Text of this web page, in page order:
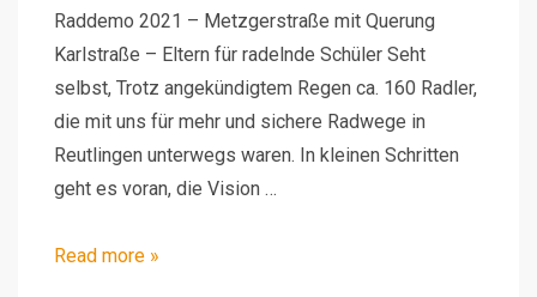
Raddemo 2021 – Metzgerstraße mit Querung
Karlstraße – Eltern für radelnde Schüler Seht
selbst, Trotz angekündigtem Regen ca. 160 Radler,
die mit uns für mehr und sichere Radwege in
Reutlingen unterwegs waren. In kleinen Schritten
geht es voran, die Vision …
Video
Read more »